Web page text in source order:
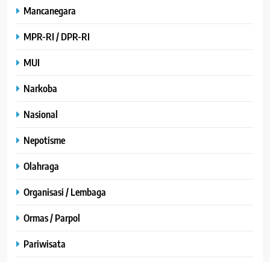
Mancanegara
MPR-RI / DPR-RI
MUI
Narkoba
Nasional
Nepotisme
Olahraga
Organisasi / Lembaga
Ormas / Parpol
Pariwisata